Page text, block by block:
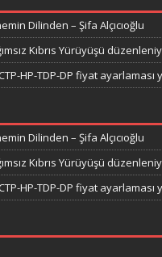
Dilinden – Şifa Alçıcıoğlu
Kıbrıs Yürüyüşü
HP-TDP-DP fiyat ayarlaması
Dilinden – Şifa Alçıcıoğlu
Kıbrıs Yürüyüşü
HP-TDP-DP fiyat ayarlaması